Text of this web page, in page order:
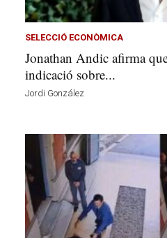
SELECCIÓ ECONÒMICA
Jonathan Andic afirma
indicació sobre...
Jordi González